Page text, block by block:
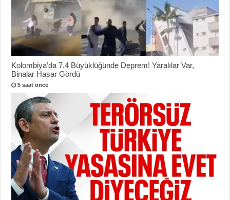
Kolombiya’da 7.4 Büyüklüğünde Deprem! Yaralılar Var,
Binalar Hasar Gördü
5 saat önce